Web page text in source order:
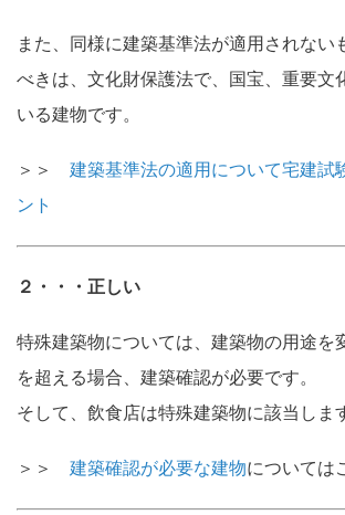
また、同様に建築基準法が適用されない
べきは、文化財保護法で、国宝、重要文
いる建物です。
＞＞ 建築基準法の適用について宅建試
ント
２・・・正しい
特殊建築物については、建築物の用途を
を超える場合、建築確認が必要です。
そして、飲食店は特殊建築物に該当しま
＞＞ 建築確認が必要な建物については